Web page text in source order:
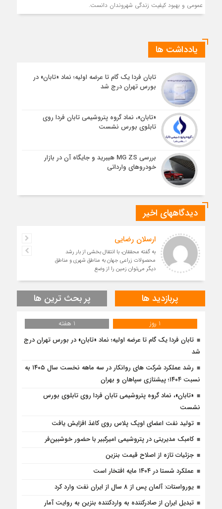
عمومی و بهبود کیفیت زندگی شهروندان دانست.
یادداشت ها
تابان فردا یک گام تا عرضه اولیه؛ نماد «تابان» در
بورس تهران درج شد
«تابان»، نماد گروه پتروشیمی تابان فردا روی
تابلوی بورس نشست
بررسی MG ZS هیبرید و جایگاه آن در بازار
خودروهای وارداتی
دیدگاههای اخیر
ارسلان رضایی
به گفته محققان، با انتقال بخشی از بار رشد
محصولات زراعی جهان به مناطق شهری و مناطق
دیگر می‌توان زمین را از وضع
پربازدید ها پر بحث ترین ها
1 روز
1 هفته
تابان فردا یک گام تا عرضه اولیه؛ نماد «تابان» در بورس تهران درج
شد
رشد عملکرد شرکت های روانکار در سه ماهه نخست سال ۱۴۰۵ به
نسبت ۱۴۰۴؛ پیشتازی سپاهان و بهران
«تابان»، نماد گروه پتروشیمی تابان فردا روی تابلوی بورس
نشست
تولید نفت اعضای اوپک پلاس روی کاغذ افزایش یافت
کامبک مدیریتی در پتروشیمی امیرکبیر با حضور خوشبین‌فر
جزئیات تازه از اصلاح قیمت بنزین
عملکرد شستا در ۱۴۰۴ مایه افتخار است
یورواستات: آلمان پس از 8 سال از ایران نفت وارد کرد
تبدیل ایران از صادرکننده به واردکننده بنزین به روایت آمار